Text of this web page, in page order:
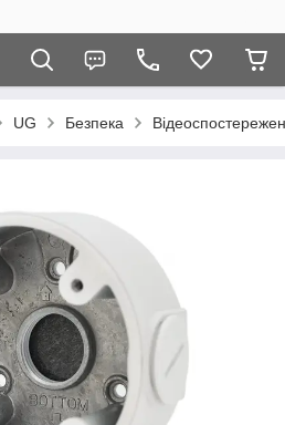
UG Безпека